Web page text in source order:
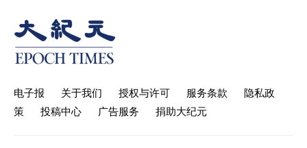
电子报 关于我们 授权与许可 服务条款
隐私政
策
投稿中心 广告服务 捐助大纪元